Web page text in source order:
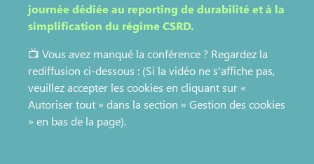
journée dédiée au reporting de durabilité et à la
simplification du régime CSRD.
📺 Vous avez manqué la conférence ? Regardez la
rediffusion ci-dessous : (Si la vidéo ne s'affiche pas,
veuillez accepter les cookies en cliquant sur «
Autoriser tout » dans la section « Gestion des cookies
» en bas de la page).